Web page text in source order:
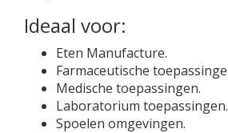
Ideaal voor:
Eten Manufacture.
Farmaceutische
Medische toepassingen.
Laboratorium toepassingen.
Spoelen omgevingen.